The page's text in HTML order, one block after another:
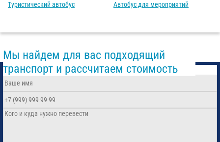
Туристический автобус
Автобус для мероприятий
Мы найдем для вас подходящий
транспорт и рассчитаем стоимость